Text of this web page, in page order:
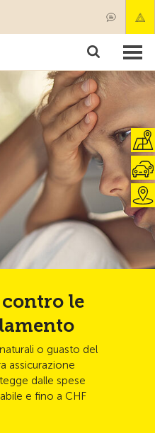
le
o guasto del
assicurazione
dalle spese
e fino a CHF